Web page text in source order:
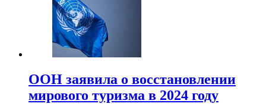
ООН заявила о восстановлении
мирового туризма в 2024 году